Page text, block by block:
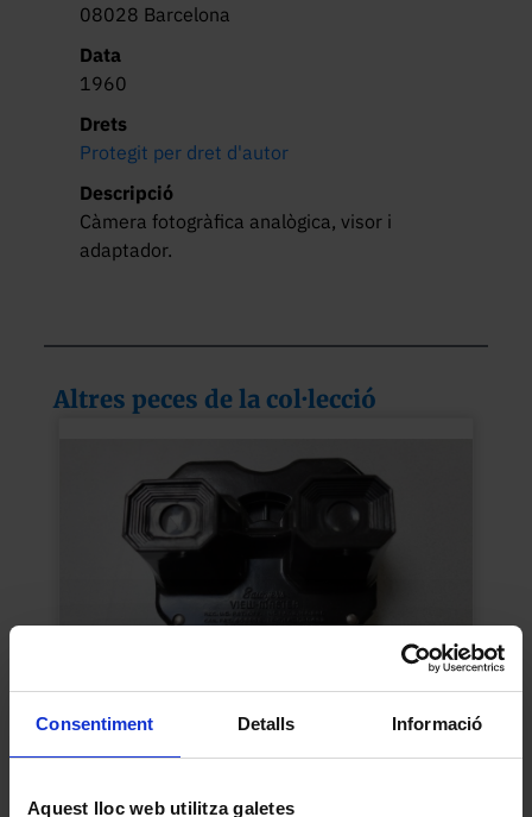
Consentiment Detalls Informació
Aquest lloc web utilitza galetes
08028 Barcelona
Data
1960
Drets
Protegit per dret d'autor
Descripció
Càmera fotogràfica analògica, visor i
adaptador.
Altres peces de la col·lecció